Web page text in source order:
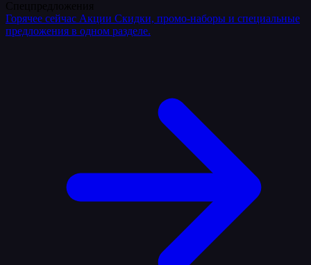
Горячее сейчас Акции Скидки, промо-наборы и специальные
предложения в одном разделе.